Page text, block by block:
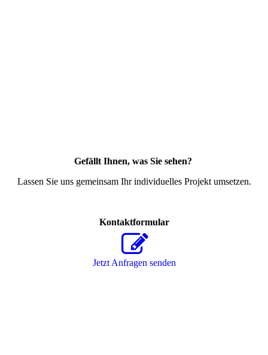
Gefällt Ihnen, was Sie sehen?
Lassen Sie uns gemeinsam Ihr individuelles Projekt umsetzen.
Kontaktformular
Jetzt Anfragen senden